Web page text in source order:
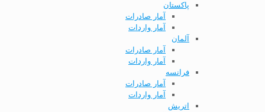
پاکستان
آمار صادرات
آمار واردات
آلمان
آمار صادرات
آمار واردات
فرانسه
آمار صادرات
آمار واردات
اتریش